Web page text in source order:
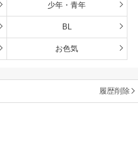
少年・青年
BL
お色気
履歴削除